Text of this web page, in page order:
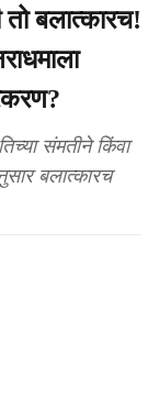
बलात्कारच!
संमतीने किंवा
बलात्कारच